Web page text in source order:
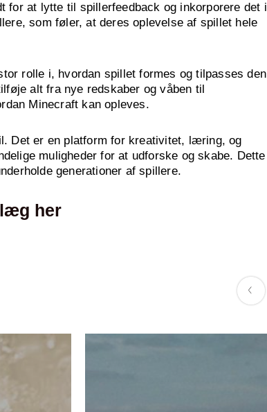
for at lytte til spillerfeedback og inkorporere det i
som føler, at deres oplevelse af spillet hele
rolle i, hvordan spillet formes og tilpasses den
alt fra nye redskaber og våben til
Minecraft kan opleves.
Det er en platform for kreativitet, læring, og
muligheder for at udforske og skabe. Dette
generationer af spillere.
her